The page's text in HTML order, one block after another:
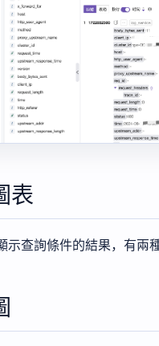
表
示查詢條件的結果，有兩